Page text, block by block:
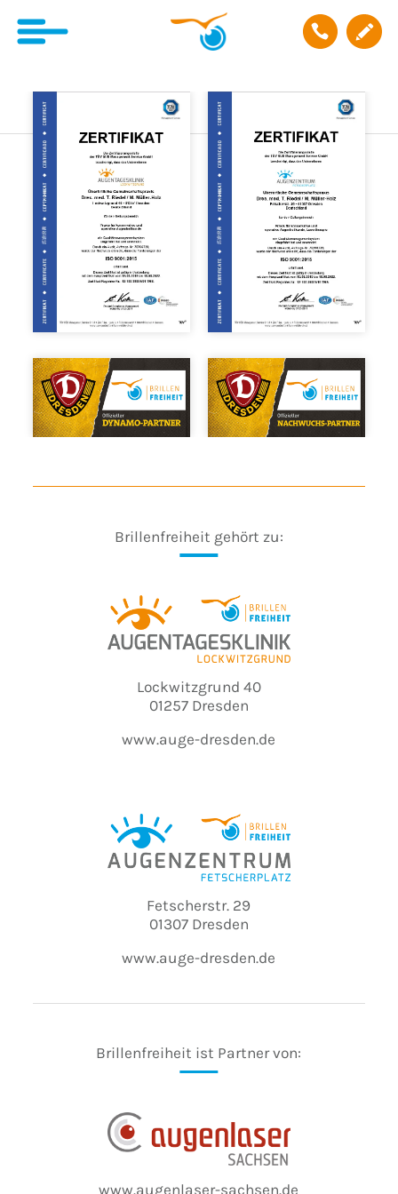
Brillenfreiheit gehört zu:
Lockwitzgrund 40
01257 Dresden
www.auge-dresden.de
Fetscherstr. 29
01307 Dresden
www.auge-dresden.de
Brillenfreiheit ist Partner von:
www.augenlaser-sachsen.de